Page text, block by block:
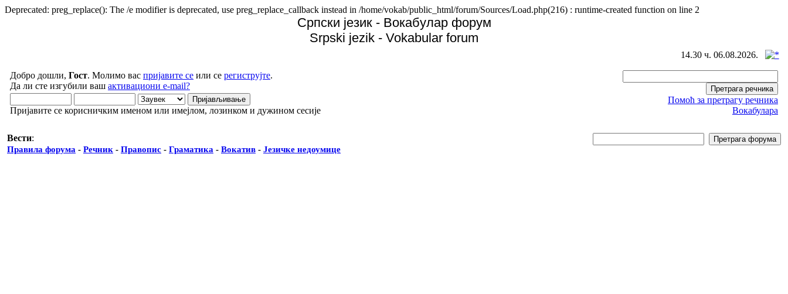
Deprecated: preg_replace(): The /e modifier is deprecated, use preg_replace_callback instead in /home/vokab/public_html/forum/Sources/Load.php(216) : runtime-created function on line 2
Српски језик - Вокабулар форум
Srpski jezik - Vokabular forum
14.30 ч. 06.08.2026.
Добро дошли, Гост. Молимо вас пријавите се или се региструјте.
Да ли сте изгубили ваш активациони e-mail?
Пријавите се корисничким именом или имејлом, лозинком и дужином сесије
Помоћ за претрагу речника
Вокабулара
Вести:
Правила форума - Речник - Правопис - Граматика - Вокатив - Језичке недоумице